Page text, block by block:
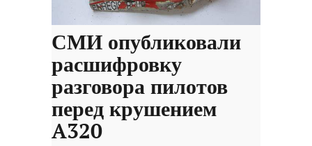
СМИ опубликовали
расшифровку
разговора пилотов
перед крушением
A320